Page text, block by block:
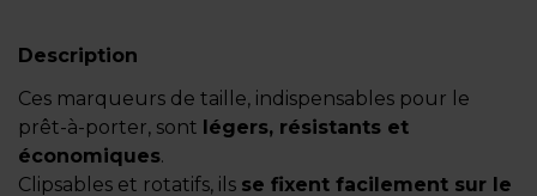
Description
Ces marqueurs de taille, indispensables pour le
prêt-à-porter, sont légers, résistants et
économiques.
Clipsables et rotatifs, ils se fixent facilement sur le